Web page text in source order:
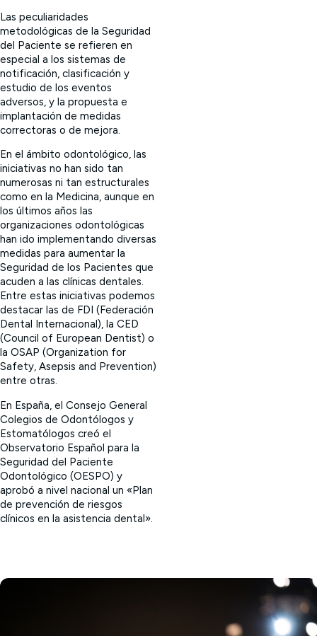
Las peculiaridades
metodológicas de la Seguridad
del Paciente se refieren en
especial a los sistemas de
notificación, clasificación y
estudio de los eventos
adversos, y la propuesta e
implantación de medidas
correctoras o de mejora.
En el ámbito odontológico, las
iniciativas no han sido tan
numerosas ni tan estructurales
como en la Medicina, aunque en
los últimos años las
organizaciones odontológicas
han ido implementando diversas
medidas para aumentar la
Seguridad de los Pacientes que
acuden a las clínicas dentales.
Entre estas iniciativas podemos
destacar las de FDI (Federación
Dental Internacional), la CED
(Council of European Dentist) o
la OSAP (Organization for
Safety, Asepsis and Prevention)
entre otras.
En España, el Consejo General
Colegios de Odontólogos y
Estomatólogos creó el
Observatorio Español para la
Seguridad del Paciente
Odontológico (OESPO) y
aprobó a nivel nacional un «Plan
de prevención de riesgos
clínicos en la asistencia dental».